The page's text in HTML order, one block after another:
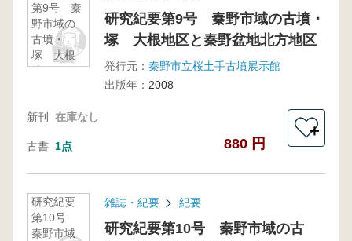
第9号 秦
野市域の
古墳・
塚 大根
地区と秦
研究紀要第9号 秦野市域の古墳・
塚 大根地区と秦野盆地北方地区
発行元： 秦野市立桜土手古墳展示館
出版年： 2008
新刊 在庫なし
古書 1点 880 円
＋
研究紀要
第10号
秦野市域
雑誌・紀要 紀要
研究紀要第10号 秦野市域の古